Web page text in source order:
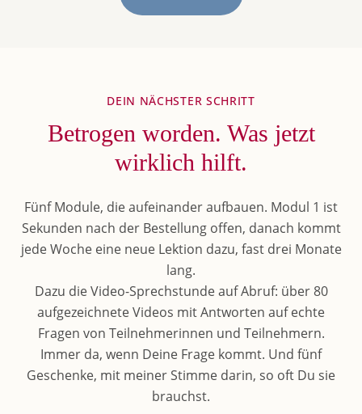
DEIN NÄCHSTER SCHRITT
Betrogen worden. Was jetzt
wirklich hilft.
Fünf Module, die aufeinander aufbauen. Modul 1 ist
Sekunden nach der Bestellung offen, danach kommt
jede Woche eine neue Lektion dazu, fast drei Monate
lang.
Dazu die Video-Sprechstunde auf Abruf: über 80
aufgezeichnete Videos mit Antworten auf echte
Fragen von Teilnehmerinnen und Teilnehmern.
Immer da, wenn Deine Frage kommt. Und fünf
Geschenke, mit meiner Stimme darin, so oft Du sie
brauchst.